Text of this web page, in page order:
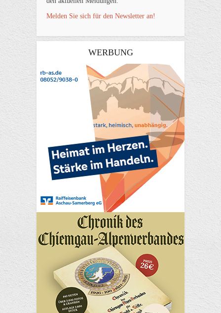
Melden Sie sich für den Newsletter an!
WERBUNG